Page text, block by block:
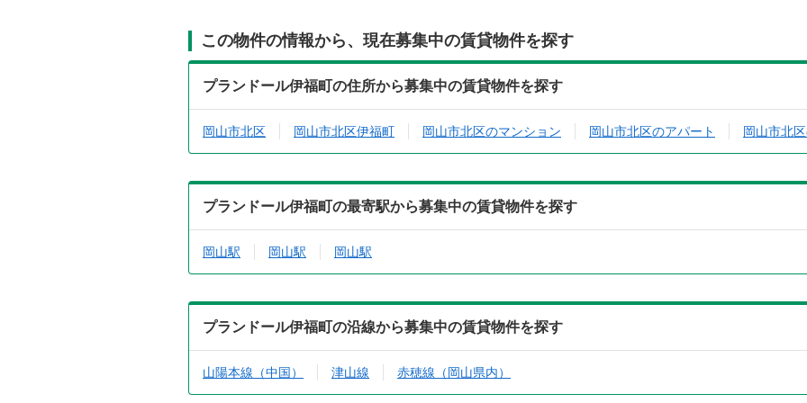
この物件の情報から、現在募集中の賃貸物件を探す
プランドール伊福町の住所から募集中の賃貸物件を探す
岡山市北区 岡山市北区伊福町 岡山市北区のマンション 岡山市北区のアパート 岡山市北
プランドール伊福町の最寄駅から募集中の賃貸物件を探す
岡山駅 岡山駅 岡山駅
プランドール伊福町の沿線から募集中の賃貸物件を探す
山陽本線（中国） 津山線 赤穂線（岡山県内）